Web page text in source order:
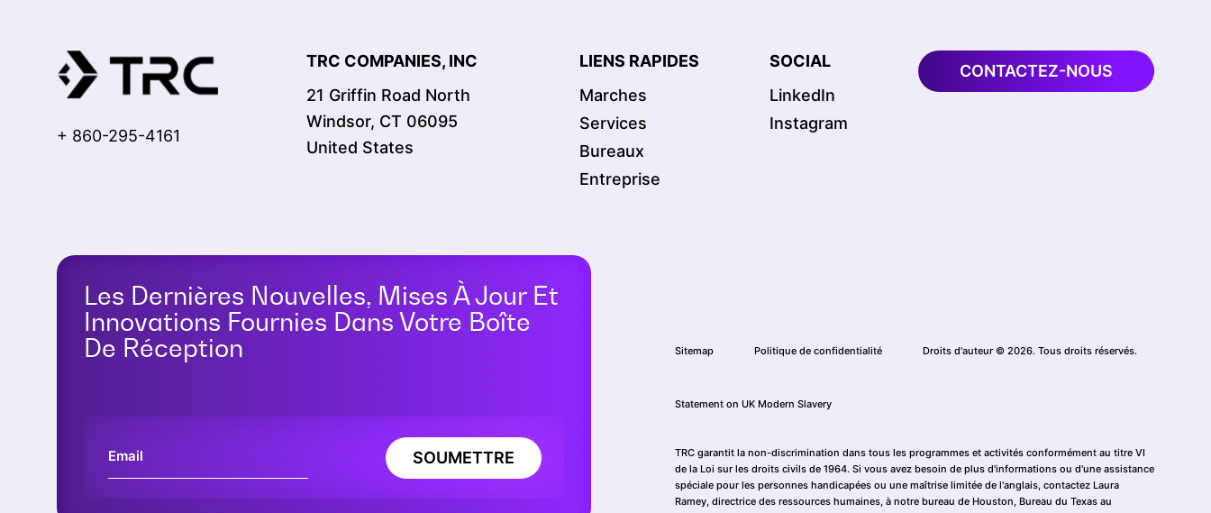
+ 860-295-4161
TRC COMPANIES, INC
21 Griffin Road North
Windsor, CT 06095
United States
LIENS RAPIDES
Marches
Services
Bureaux
Entreprise
SOCIAL
LinkedIn
Instagram
CONTACTEZ-NOUS
Les Dernières Nouvelles, Mises À Jour Et
Innovations Fournies Dans Votre Boîte
De Réception
SOUMETTRE
Sitemap Politique de confidentialité Droits d'auteur © 2026. Tous droits réservés.
Statement on UK Modern Slavery
TRC garantit la non-discrimination dans tous les programmes et activités conformément au titre VI
de la Loi sur les droits civils de 1964. Si vous avez besoin de plus d'informations ou d'une assistance
spéciale pour les personnes handicapées ou une maîtrise limitée de l'anglais, contactez Laura
Ramey, directrice des ressources humaines, à notre bureau de Houston, Bureau du Texas au